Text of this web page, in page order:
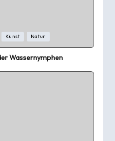
Kunst Natur
Wassernymphen